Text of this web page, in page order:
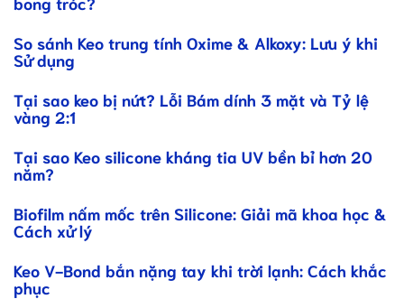
So sánh Keo trung tính Oxime & Alkoxy: Lưu ý khi
Sử dụng
Tại sao keo bị nứt? Lỗi Bám dính 3 mặt và Tỷ lệ
vàng 2:1
Tại sao Keo silicone kháng tia UV bền bỉ hơn 20
năm?
Biofilm nấm mốc trên Silicone: Giải mã khoa học &
Cách xử lý
Keo V-Bond bắn nặng tay khi trời lạnh: Cách khắc
phục